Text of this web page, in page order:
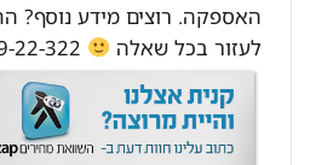
האספקה. רוצים מידע נוסף?
לעזור בכל שאלה
072-39-22-322